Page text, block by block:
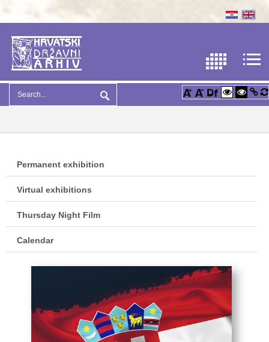
Permanent exhibition
Virtual exhibitions
Thursday Night Film
Calendar